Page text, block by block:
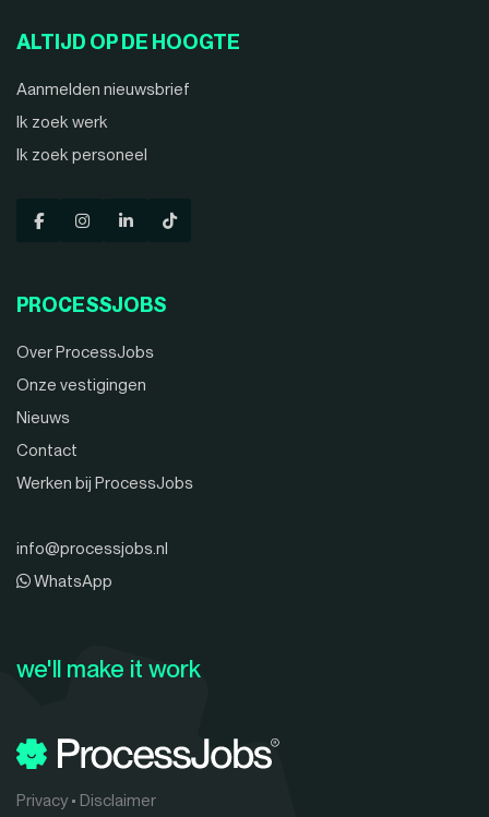
ALTIJD OP DE HOOGTE
Aanmelden nieuwsbrief
Ik zoek werk
Ik zoek personeel
PROCESSJOBS
Over ProcessJobs
Onze vestigingen
Nieuws
Contact
Werken bij ProcessJobs
info@processjobs.nl
WhatsApp
Privacy• Disclaimer
we'll make it work